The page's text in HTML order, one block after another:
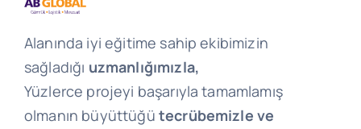
Alanında iyi eğitime sahip ekibimizin
sağladığı uzmanlığımızla,
Yüzlerce projeyi başarıyla tamamlamış
olmanın büyüttüğü tecrübemizle ve